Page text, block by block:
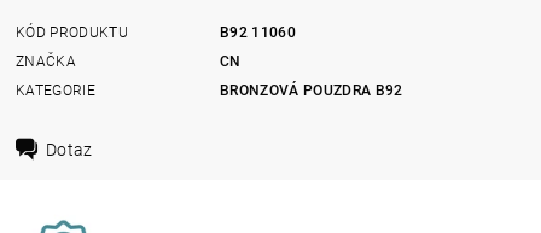
KÓD PRODUKTU
B92 11060
ZNAČKA
CN
KATEGORIE
BRONZOVÁ POUZDRA B92
Dotaz